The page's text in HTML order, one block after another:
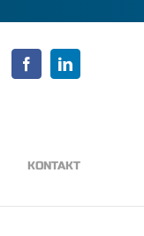
FacebookLinkedIn
KONTAKT